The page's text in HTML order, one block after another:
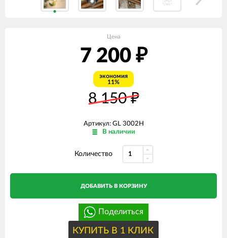
Цена
7 200 ₽
экономия
11%
8 150₽
Артикул: GL 3002H
В наличии
Количество
ДОБАВИТЬ В КОРЗИНУ
Поделиться
КУПИТЬ В 1 КЛИК